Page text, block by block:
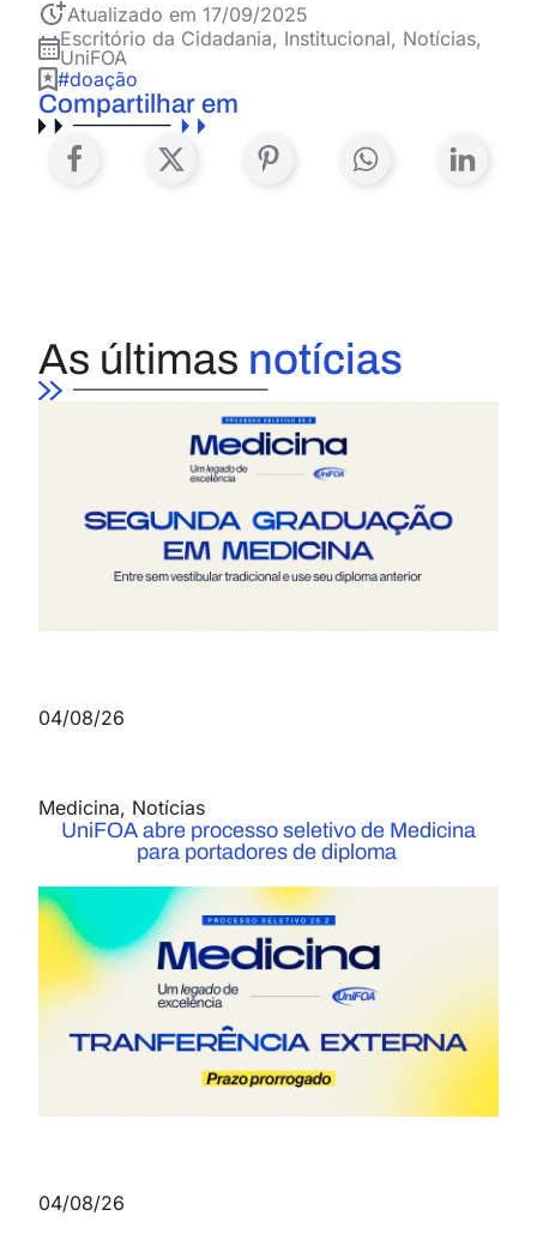
Atualizado em 17/09/2025
Escritório da Cidadania, Institucional, Notícias,
UniFOA
#doação
Compartilhar em
As últimas notícias
04/08/26
Medicina, Notícias
UniFOA abre processo seletivo de Medicina
para portadores de diploma
04/08/26